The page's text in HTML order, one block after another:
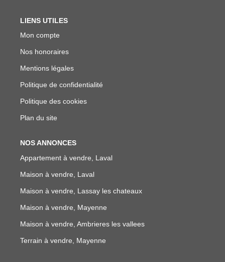
LIENS UTILES
Mon compte
Nos honoraires
Mentions légales
Politique de confidentialité
Politique des cookies
Plan du site
NOS ANNONCES
Appartement à vendre, Laval
Maison à vendre, Laval
Maison à vendre, Lassay les chateaux
Maison à vendre, Mayenne
Maison à vendre, Ambrieres les vallees
Terrain à vendre, Mayenne